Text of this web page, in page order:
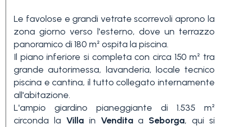
Le favolose e grandi vetrate scorrevoli aprono la
zona giorno verso l'esterno, dove un terrazzo
panoramico di 180 m² ospita la piscina.
Il piano inferiore si completa con circa 150 m² tra
grande autorimessa, lavanderia, locale tecnico
piscina e cantina, il tutto collegato internamente
all'abitazione.
L'ampio giardino pianeggiante di 1.535 m²
circonda la Villain Venditaa Seborga, qui si
opzioni
-
multiscelta
Giardino
Balcone/Terrazzo